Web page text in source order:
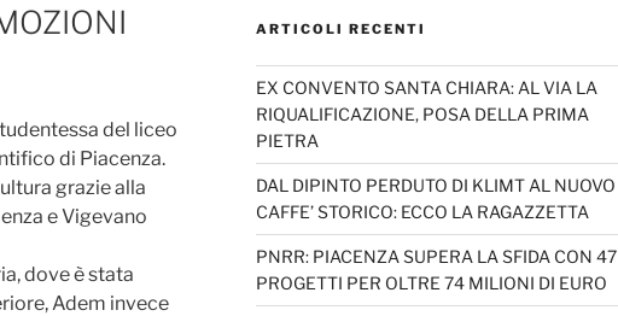
del liceo
di Piacenza.
grazie alla
e Vigevano
dove è stata
Adem invece
ARTICOLI RECENTI
EX CONVENTO SANTA CHIARA: AL VIA LA
RIQUALIFICAZIONE, POSA DELLA PRIMA
PIETRA
DAL DIPINTO PERDUTO DI KLIMT AL NUOVO
CAFFE’ STORICO: ECCO LA RAGAZZETTA
PNRR: PIACENZA SUPERA LA SFIDA CON 47
PROGETTI PER OLTRE 74 MILIONI DI EURO